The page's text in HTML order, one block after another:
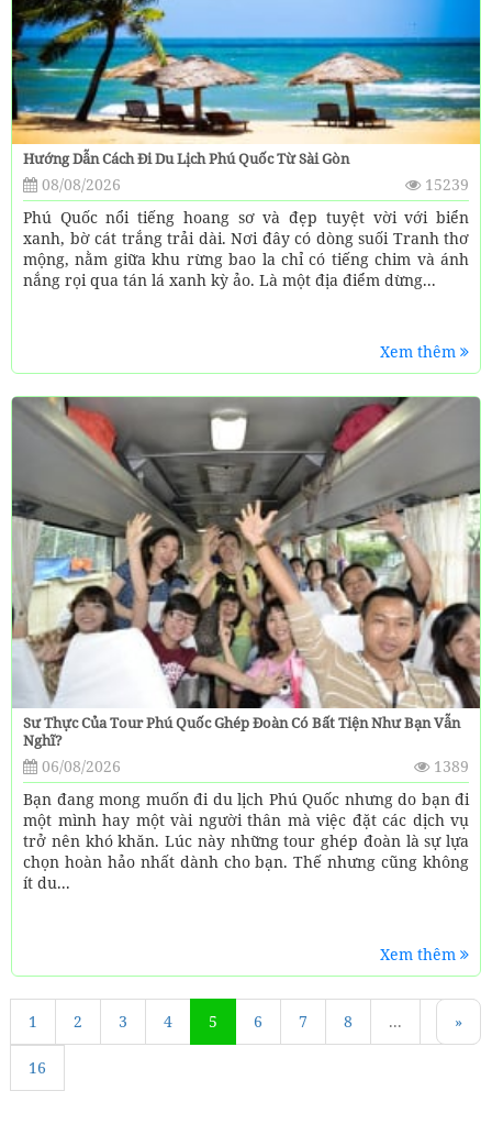
Hướng Dẫn Cách Đi Du Lịch Phú Quốc Từ Sài Gòn
08/08/2026
15239
Phú Quốc nổi tiếng hoang sơ và đẹp tuyệt vời với biển
xanh, bờ cát trắng trải dài. Nơi đây có dòng suối Tranh thơ
mộng, nằm giữa khu rừng bao la chỉ có tiếng chim và ánh
nắng rọi qua tán lá xanh kỳ ảo. Là một địa điểm dừng...
Xem thêm
Sư Thực Của Tour Phú Quốc Ghép Đoàn Có Bất Tiện Như Bạn Vẫn
Nghĩ?
06/08/2026
1389
Bạn đang mong muốn đi du lịch Phú Quốc nhưng do bạn đi
một mình hay một vài người thân mà việc đặt các dịch vụ
trở nên khó khăn. Lúc này những tour ghép đoàn là sự lựa
chọn hoàn hảo nhất dành cho bạn. Thế nhưng cũng không
ít du...
Xem thêm
«
1 2 3 4 5 6 7 8 ...
16
»